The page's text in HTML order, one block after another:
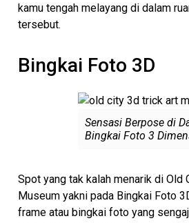
kamu tengah melayang di dalam
tersebut.
Bingkai Foto 3D
Sensasi Berpose di
Bingkai Foto 3
Spot yang tak kalah menarik di Old
Museum yakni pada Bingkai Foto
frame atau bingkai foto yang